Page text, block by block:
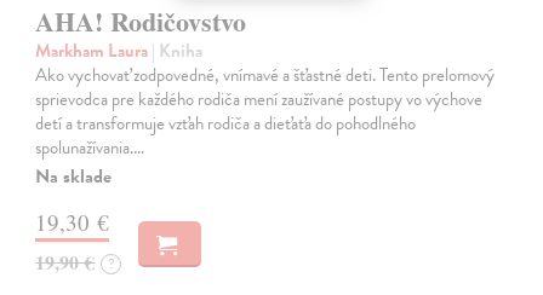
AHA! Rodičovstvo
Markham Laura| Kniha
Ako vychovať zodpovedné, vnímavé a šťastné deti. Tento prelomový
sprievodca pre každého rodiča mení zaužívané postupy vo výchove
detí a transformuje vzťah rodiča a dieťaťa do pohodlného
spolunažívania.…
Na sklade
19,30 €
19,90 € ?